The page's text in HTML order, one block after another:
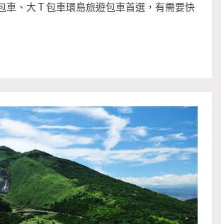
車、大Ｔ包車環島旅遊包車首選，有需要快